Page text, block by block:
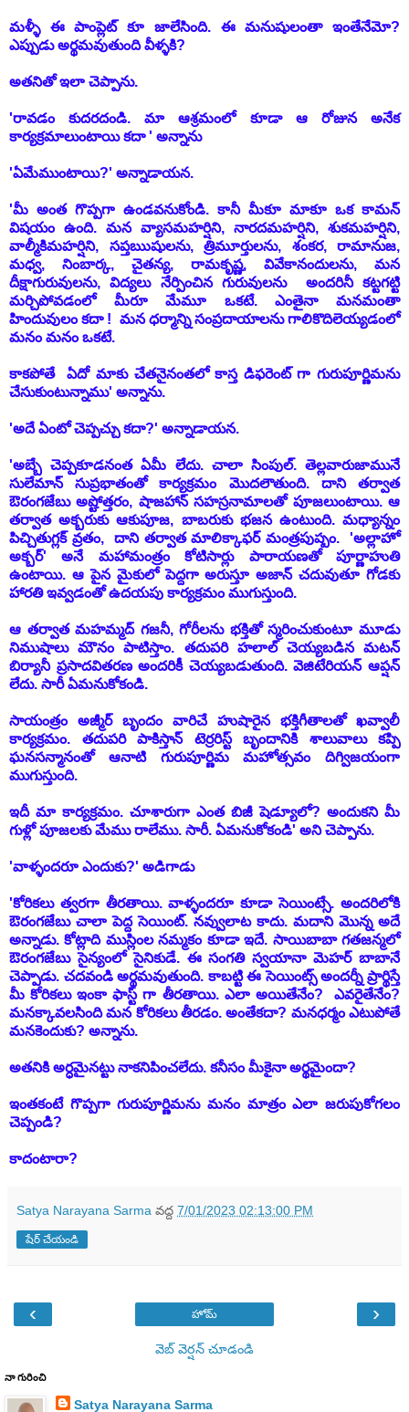
మళ్ళీ ఈపాంప్లెట్కూ జాలేసింది. ఈ మనుషులంతా ఇంతేనేమో?
ఎప్పుడు అర్థమవుతుంది వీళ్ళకి?
అతనితో ఇలా చెప్పాను.
'రావడం కుదరదండి. మా ఆశ్రమంలో కూడా ఆ రోజున అనేక
కార్యక్రమాలుంటాయి కదా ' అన్నాను
'ఏమేముంటాయి?' అన్నాడాయన.
'మీ అంత గొప్పగా ఉండవనుకోండి. కానీ మీకూ మాకూ ఒక కామన్
విషయం ఉంది. మన వ్యాసమహర్షిని, నారదమహర్షిని, శుకమహర్షిని,
వాల్మీకిమహర్షిని, సప్తఋషులను, త్రిమూర్తులను, శంకర, రామానుజ,
మధ్వ, నింబార్క, చైతన్య, రామకృష్ణ, వివేకానందులను, మన
దీక్షాగురువులను, విద్యలు నేర్పించిన గురువులను అందరినీ కట్టగట్టి
మర్చిపోవడంలో మీరూ మేమూ ఒకటే. ఎంతైనా మనమంతా
హిందువులం కదా ! మన ధర్మాన్ని సంప్రదాయాలను గాలికొదిలెయ్యడంలో
మనం మనం ఒకటే.
కాకపోతే ఏదో మాకు చేతనైనంతలో కాస్త డిఫరెంట్ గా గురుపూర్ణిమను
చేసుకుంటున్నాము' అన్నాను.
'అదే ఏంటో చెప్పచ్చు కదా?' అన్నాడాయన.
'అబ్బే చెప్పకూడనంత ఏమీ లేదు. చాలా సింపుల్. తెల్లవారుజామునే
సులేమాన్ సుప్రభాతంతో కార్యక్రమం మొదలౌతుంది. దాని తర్వాత
ఔరంగజేబు అష్టోత్తరం, షాజహాన్ సహస్రనామాలతో పూజలుంటాయి. ఆ
తర్వాత అక్బరుకు ఆకుపూజ, బాబరుకు భజన ఉంటుంది. మధ్యాన్నం
పిచ్చితుగ్లక్ వ్రతం, దాని తర్వాత మాలిక్కాఫర్ మంత్రపుష్పం. 'అల్లాహో
అక్బర్' అనే మహామంత్రం కోటిసార్లు పారాయణతో పూర్ణాహుతి
ఉంటాయి. ఆ పైన మైకులో పెద్దగా అరుస్తూ అజాన్ చదువుతూ గోడకు
హారతి ఇవ్వడంతోఉదయపు కార్యక్రమం ముగుస్తుంది.
ఆ తర్వాత మహమ్మద్ గజనీ, గోరీలను భక్తితో స్మరించుకుంటూ మూడు
నిముషాలు మౌనం పాటిస్తాం. తదుపరి హలాల్ చెయ్యబడిన మటన్
బిర్యానీ ప్రసాదవితరణ అందరికీ చెయ్యబడుతుంది. వెజిటేరియన్ ఆప్షన్
లేదు. సారీ ఏమనుకోకండి.
సాయంత్రం అజ్మీర్ బృందం వారిచే హుషారైన భక్తిగీతాలతో ఖవ్వాలీ
కార్యక్రమం. తదుపరి పాకిస్తాన్ టెర్రరిస్ట్ బృందానికి శాలువాలు కప్పి
ఘనసన్మానంతో ఆనాటి గురుపూర్ణిమ మహోత్సవం దిగ్విజయంగా
ముగుస్తుంది.
ఇదీ మా కార్యక్రమం. చూశారుగా ఎంత బిజీ షెడ్యూలో? అందుకని మీ
గుళ్లో పూజలకు మేము రాలేము. సారీ. ఏమనుకోకండి' అని చెప్పాను.
'వాళ్ళందరూ ఎందుకు?' అడిగాడు
'కోరికలు త్వరగా తీరతాయి. వాళ్ళందరూ కూడా సెయింట్సే. అందరిలోకి
ఔరంగజేబు చాలా పెద్ద సెయింట్. నవ్వులాట కాదు. మదాని మొన్న అదే
అన్నాడు. కోట్లాది ముస్లింల నమ్మకం కూడా ఇదే. సాయిబాబా గతజన్మలో
ఔరంగజేబు సైన్యంలో సైనికుడే. ఈ సంగతి స్వయానా మెహర్ బాబానే
చెప్పాడు. చదవండి అర్థమవుతుంది. కాబట్టి ఈ సెయింట్స్ అందర్నీ ప్రార్థిస్తే
మీ కోరికలు ఇంకా ఫాస్ట్ గా తీరతాయి. ఎలా అయితేనేం? ఎవరైతేనేం?
మనక్కావలసింది మన కోరికలు తీరడం. అంతేకదా? మనధర్మం ఎటుపోతే
మనకెందుకు? అన్నాను.
అతనికి అర్ధమైనట్టు నాకనిపించలేదు. కనీసం మీకైనా అర్థమైందా?
ఇంతకంటే గొప్పగాగురుపూర్ణిమనుమనం మాత్రం ఎలా జరుపుకోగలం
చెప్పండి?
కాదంటారా?
Satya Narayana Sarma వద్ద 7/01/2023 02:13:00 PM
షేర్ చేయండి
‹ ›
హోమ్
వెబ్ వెర్షన్‌ చూడండి
నా గురించి
Satya Narayana Sarma